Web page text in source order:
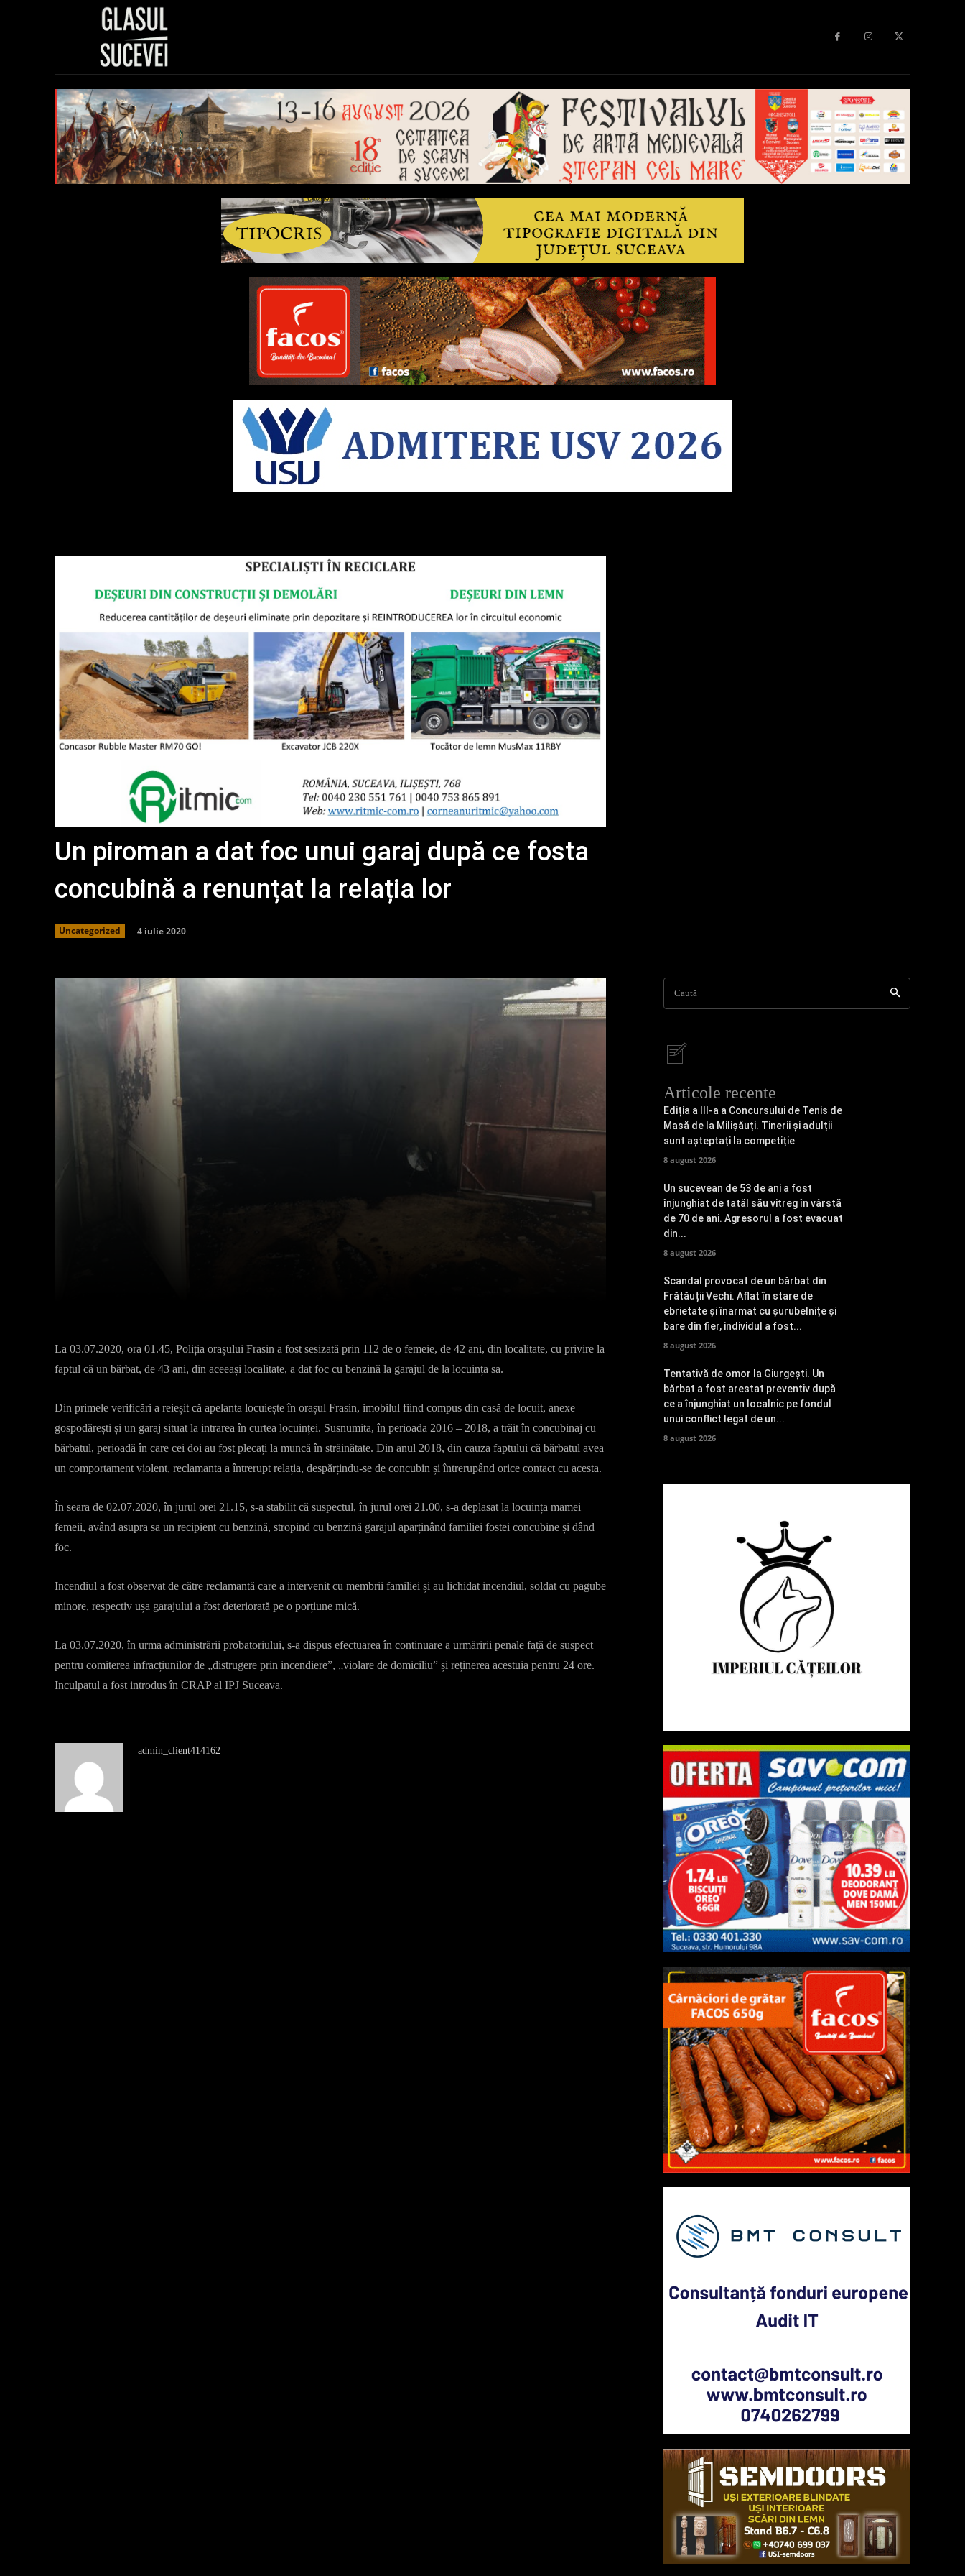
Un piroman a dat foc unui garaj după ce fosta
concubină a renunțat la relația lor
Uncategorized 4 iulie 2020
La 03.07.2020, ora 01.45, Poliția orașului Frasin a fost sesizată prin 112 de o femeie, de 42 ani, din localitate, cu privire la
faptul că un bărbat, de 43 ani, din aceeași localitate, a dat foc cu benzină la garajul de la locuința sa.
Din primele verificări a reieșit că apelanta locuiește în orașul Frasin, imobilul fiind compus din casă de locuit, anexe
gospodărești și un garaj situat la intrarea în curtea locuinței. Susnumita, în perioada 2016 – 2018, a trăit în concubinaj cu
bărbatul, perioadă în care cei doi au fost plecați la muncă în străinătate. Din anul 2018, din cauza faptului că bărbatul avea
un comportament violent, reclamanta a întrerupt relația, despărțindu-se de concubin și întrerupând orice contact cu acesta.
În seara de 02.07.2020, în jurul orei 21.15, s-a stabilit că suspectul, în jurul orei 21.00, s-a deplasat la locuința mamei
femeii, având asupra sa un recipient cu benzină, stropind cu benzină garajul aparținând familiei fostei concubine și dând
foc.
Incendiul a fost observat de către reclamantă care a intervenit cu membrii familiei și au lichidat incendiul, soldat cu pagube
minore, respectiv ușa garajului a fost deteriorată pe o porțiune mică.
La 03.07.2020, în urma administrării probatoriului, s-a dispus efectuarea în continuare a urmăririi penale față de suspect
pentru comiterea infracțiunilor de „distrugere prin incendiere”, „violare de domiciliu” și reținerea acestuia pentru 24 ore.
Inculpatul a fost introdus în CRAP al IPJ Suceava.
admin_client414162
Caută
Articole recente
Ediția a III-a a Concursului de Tenis de
Masă de la Milișăuți. Tinerii și adulții
sunt așteptați la competiție
8 august 2026
Un sucevean de 53 de ani a fost
înjunghiat de tatăl său vitreg în vârstă
de 70 de ani. Agresorul a fost evacuat
din...
8 august 2026
Scandal provocat de un bărbat din
Frătăuții Vechi. Aflat în stare de
ebrietate și înarmat cu șurubelnițe și
bare din fier, individul a fost...
8 august 2026
Tentativă de omor la Giurgești. Un
bărbat a fost arestat preventiv după
ce a înjunghiat un localnic pe fondul
unui conflict legat de un...
8 august 2026